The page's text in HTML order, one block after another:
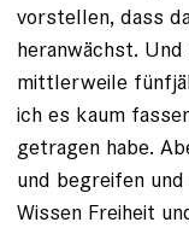
vorstellen, dass
heranwächst.
mittlerweile
ich es kaum
getragen habe.
und begreifen
Wissen Freiheit